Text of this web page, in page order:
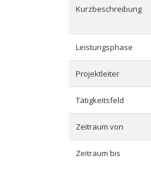
Kurzbeschreibung
Leistungsphase
Projektleiter
Tätigkeitsfeld
Zeitraum von
Zeitraum bis